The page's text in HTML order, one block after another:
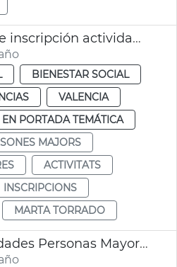
Apertura plazo de inscripción actividades personas mayores València
BIENESTAR SOCIAL
VALENCIA
EN PORTADA TEMÁTICA
MAJORS
ACTIVITATS
INSCRIPCIONS
MARTA TORRADO
Programa Actividades Personas Mayores